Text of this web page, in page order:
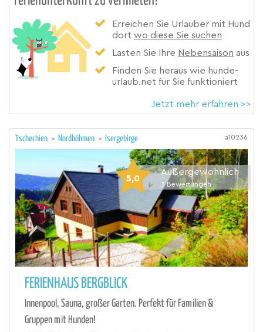
Erreichen Sie Urlauber mit Hund
dort wo diese Sie suchen
Lasten Sie Ihre Nebensaison aus
Finden Sie heraus wie hunde-
urlaub.net für Sie funktioniert
Jetzt mehr erfahren >>
Tschechien > Nordböhmen > Isergebirge a10236
5,0
Außergewöhnlich
3 Bewertungen
FERIENHAUS BERGBLICK
Innenpool, Sauna, großer Garten. Perfekt für Familien &
Gruppen mit Hunden!